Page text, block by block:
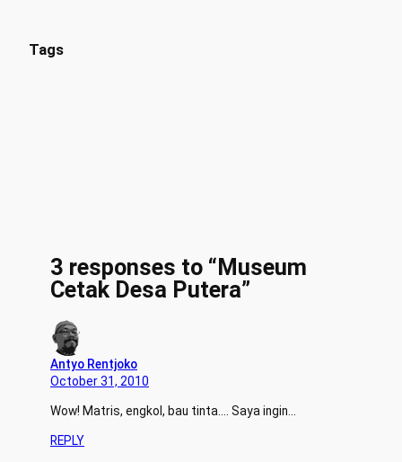
Tags
3 responses to “Museum
Cetak Desa Putera”
Antyo Rentjoko
October 31, 2010
Wow! Matris, engkol, bau tinta…. Saya ingin…
REPLY